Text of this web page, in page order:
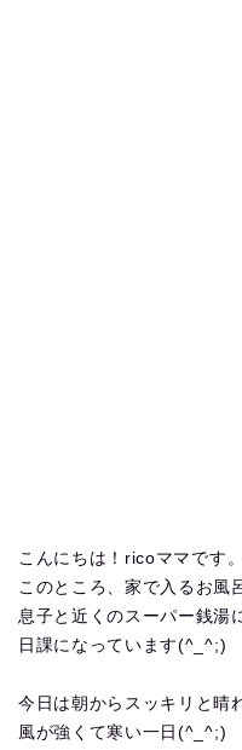
こんにちは！ricoママです。
このところ、家で入るお風
息子と近くのスーパー銭湯
日課になっています(^_^;)
今日は朝からスッキリと晴
風が強くて寒い一日(^_^;)